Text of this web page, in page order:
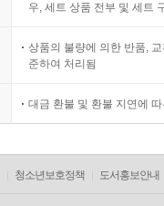
우, 세트 상품 전부 및 세트
상품의 불량에 의한 반품,
준하여 처리됨
대금 환불 및 환불 지연에
청소년보호정책 도서홍보안내